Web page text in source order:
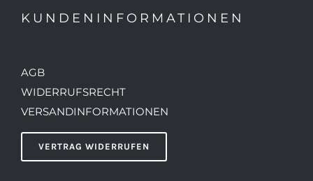
KUNDENINFORMATIONEN
AGB
WIDERRUFSRECHT
VERSANDINFORMATIONEN
VERTRAG WIDERRUFEN